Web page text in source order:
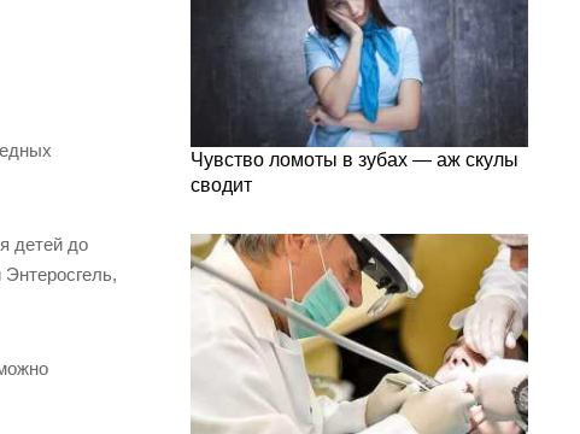
детей до
Чувство ломоты в зубах — аж скулы
сводит